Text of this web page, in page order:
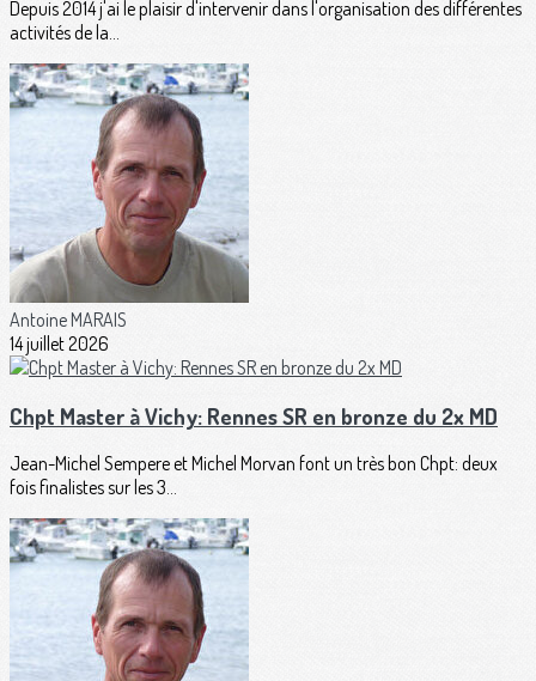
Depuis 2014 j'ai le plaisir d'intervenir dans l'organisation des différentes
activités de la...
Antoine MARAIS
14 juillet 2026
Chpt Master à Vichy: Rennes SR en bronze du 2x MD
Jean-Michel Sempere et Michel Morvan font un très bon Chpt: deux
fois finalistes sur les 3...